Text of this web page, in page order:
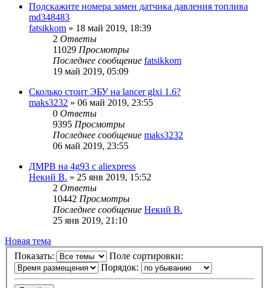
Подскажите номера замен датчика давления топлива
md348483
fatsikkom » 18 май 2019, 18:39
2 Ответы
11029 Просмотры
Последнее сообщение fatsikkom
19 май 2019, 05:09
Сколько стоит ЭБУ на lancer glxi 1.6?
maks3232 » 06 май 2019, 23:55
0 Ответы
9395 Просмотры
Последнее сообщение maks3232
06 май 2019, 23:55
ДМРВ на 4g93 с aliexpress
Некий В. » 25 янв 2019, 15:52
2 Ответы
10442 Просмотры
Последнее сообщение Некий В.
25 янв 2019, 21:10
Новая тема
Показать:
Поле сортировки:
Порядок: